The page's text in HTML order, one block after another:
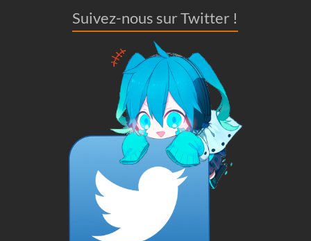
Suivez-nous sur Twitter !